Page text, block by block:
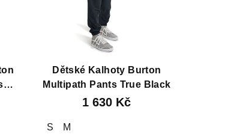
Dětské Kalhoty Burton
Multipath Pants True Black
1 630 Kč
S M